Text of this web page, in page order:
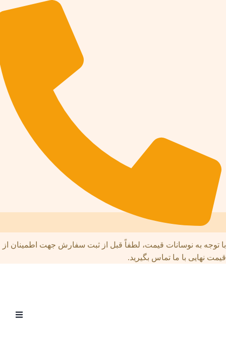
به نوسانات قیمت، لطفاً قبل از ثبت سفارش جهت اطمینان از
نهایی با ما تماس بگیرید.
Open